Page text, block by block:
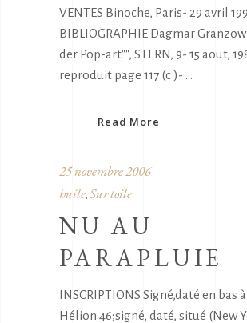
VENTES Binoche, Paris- 29 avril
BIBLIOGRAPHIE Dagmar
der Pop-art"", STERN, 9- 15 aout,
reproduit page 117 (c )-
Read More
25 novembre 2006
huile Sur toile
NU AU
PARAPLUIE
INSCRIPTIONS Signé,daté en bas
Hélion 46;signé, daté, situé (New